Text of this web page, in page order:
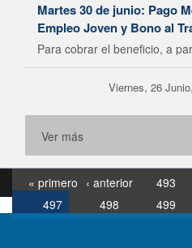
Martes 30 de junio: Pago
Empleo Joven y Bono al
Para cobrar el beneficio, a
Viernes, 26
Ver más
« primero ‹ anterior 493
497
498 499